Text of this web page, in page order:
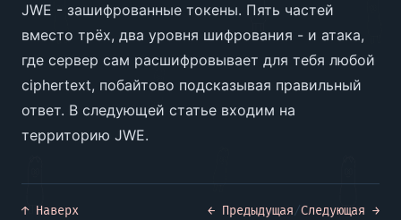
JWE - зашифрованные токены. Пять частей
вместо трёх, два уровня шифрования - и атака,
где сервер сам расшифровывает для тебя любой
ciphertext, побайтово подсказывая правильный
ответ. В следующей статье входим на
территорию JWE.
↑ Наверх ← Предыдущая/Следующая →